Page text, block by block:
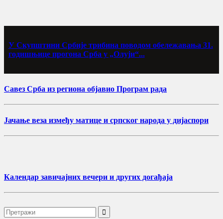
У Скупштини Србије трибина поводом обележавања 31.
годишњице прогона Срба у „Олуји“...
Савез Срба из региона објавио Програм рада
Јачање веза између матице и српског народа у дијаспори
Календар завичајних вечери и других догађаја